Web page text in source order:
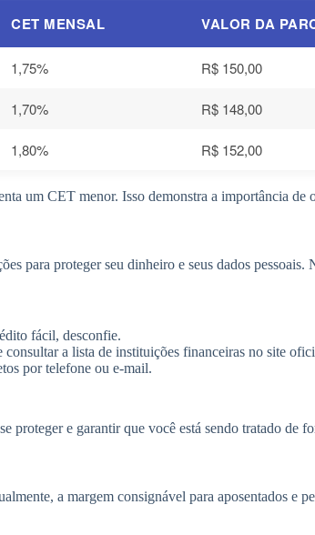
CET MENSAL VALOR DA
1,75% R$ 150,00
1,70% R$ 148,00
1,80% R$ 152,00
um CET menor. Isso demonstra a importância de
para proteger seu dinheiro e seus dados
fácil, desconfie.
a lista de instituições financeiras no site
por telefone ou e-mail.
e garantir que você está sendo tratado de
a margem consignável para aposentados e